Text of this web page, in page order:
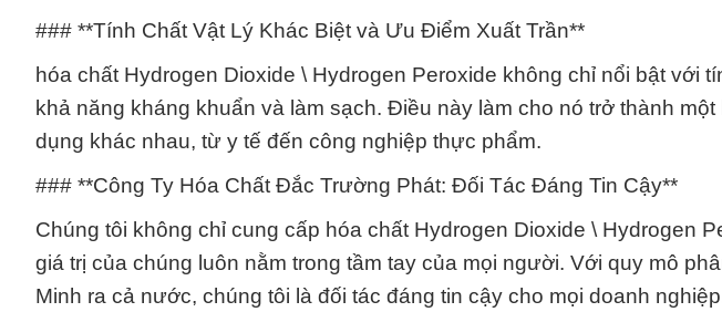
### **Tính Chất Vật Lý Khác Biệt và Ưu Điểm Xuất Trần**
hóa chất Hydrogen Dioxide \ Hydrogen Peroxide không chỉ nổi bật với
khả năng kháng khuẩn và làm sạch. Điều này làm cho nó trở thành
dụng khác nhau, từ y tế đến công nghiệp thực phẩm.
### **Công Ty Hóa Chất Đắc Trường Phát: Đối Tác Đáng Tin Cậy**
Chúng tôi không chỉ cung cấp hóa chất Hydrogen Dioxide \ Hydrogen
giá trị của chúng luôn nằm trong tầm tay của mọi người. Với quy mô
Minh ra cả nước, chúng tôi là đối tác đáng tin cậy cho mọi doanh